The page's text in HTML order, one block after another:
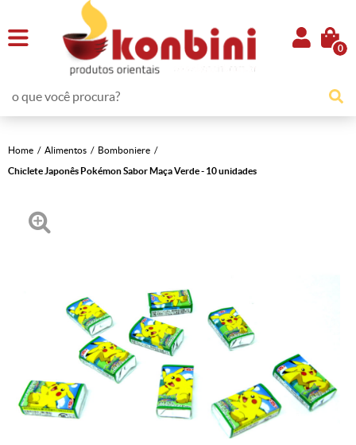
0
Home Alimentos
Bomboniere
Chiclete Japonês Pokémon Sabor Maça Verde - 10 unidades